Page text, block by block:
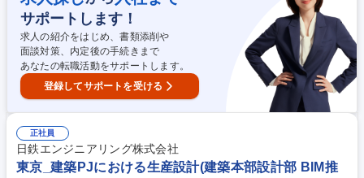
係部署との連携 ■プロジェクトの進行管理と必要に応じた経営層向け説明
資料作成 ※案件は100億円規模以上の投資を伴うものが中心となります。
募集職種 【26-PG-1】データセンター等不動産の開発・運用・管理
サポートします！
求人の紹介をはじめ、書類添削や
面談対策、内定後の手続きまで
あなたの転職活動をサポートします。
登録してサポートを受ける
正社員
日鉄エンジニアリング株式会社
東京_建築PJにおける生産設計(建築本部設計部 BIM推